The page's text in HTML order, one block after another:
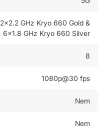
2x2.2 GHz Kryo 660 Gold &
6x1.8 GHz Kryo 660 Silver
8
1080p@30 fps
Nem
Nem